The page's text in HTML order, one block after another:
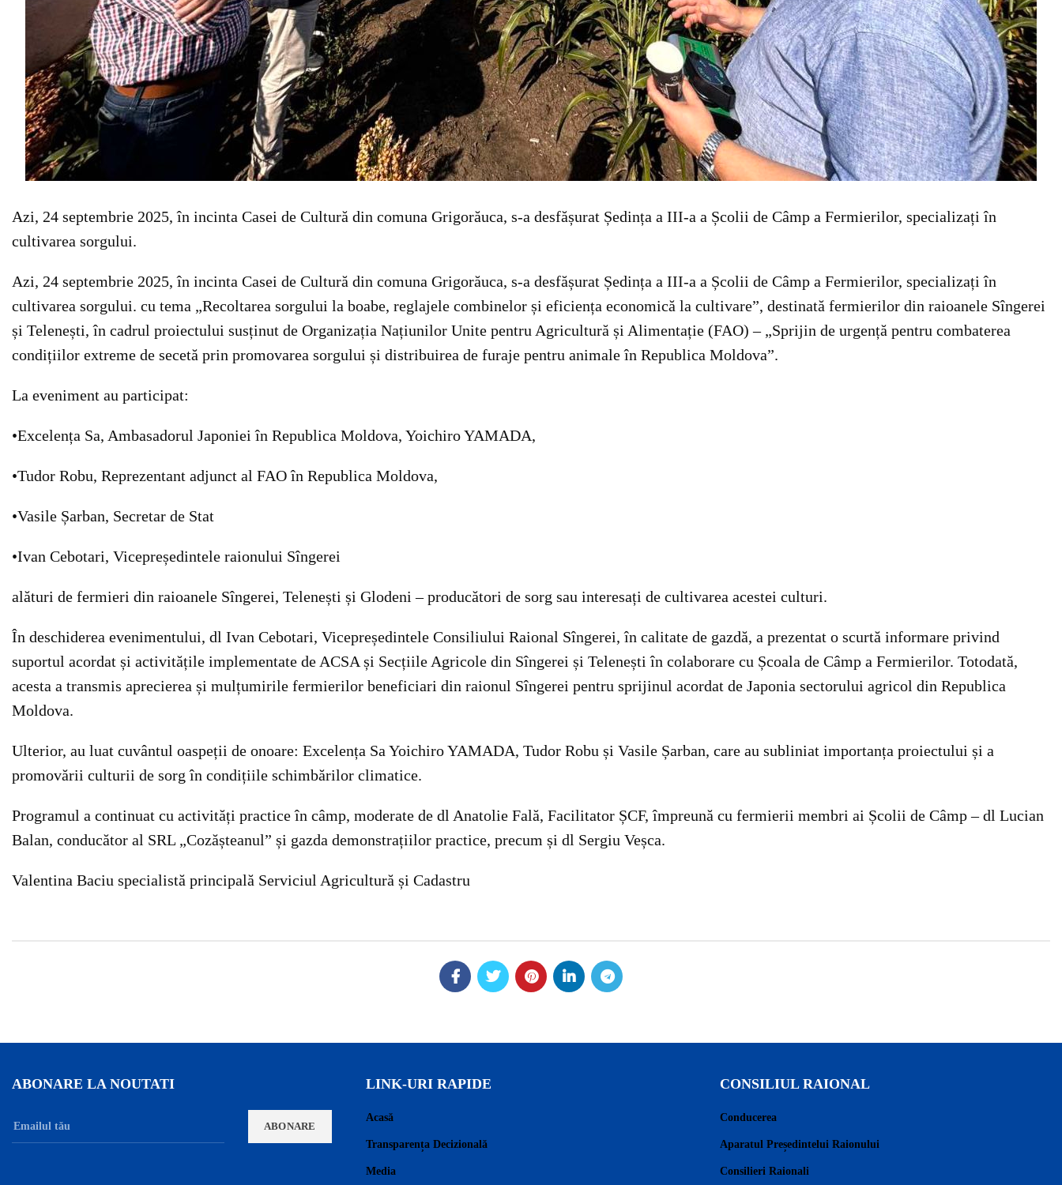
Azi, 24 septembrie 2025, în incinta Casei de Cultură din comuna Grigorăuca, s-a desfășurat Ședința a III-a a Școlii de Câmp a Fermierilor, specializați în
cultivarea sorgului.
Azi, 24 septembrie 2025, în incinta Casei de Cultură din comuna Grigorăuca, s-a desfășurat Ședința a III-a a Școlii de Câmp a Fermierilor, specializați în
cultivarea sorgului. cu tema „Recoltarea sorgului la boabe, reglajele combinelor și eficiența economică la cultivare”, destinată fermierilor din raioanele Sîngerei
și Telenești, în cadrul proiectului susținut de Organizația Națiunilor Unite pentru Agricultură și Alimentație (FAO) – „Sprijin de urgență pentru combaterea
condițiilor extreme de secetă prin promovarea sorgului și distribuirea de furaje pentru animale în Republica Moldova”.
La eveniment au participat:
•Excelența Sa, Ambasadorul Japoniei în Republica Moldova, Yoichiro YAMADA,
•Tudor Robu, Reprezentant adjunct al FAO în Republica Moldova,
•Vasile Șarban, Secretar de Stat
•Ivan Cebotari, Vicepreședintele raionului Sîngerei
alături de fermieri din raioanele Sîngerei, Telenești și Glodeni – producători de sorg sau interesați de cultivarea acestei culturi.
În deschiderea evenimentului, dl Ivan Cebotari, Vicepreședintele Consiliului Raional Sîngerei, în calitate de gazdă, a prezentat o scurtă informare privind
suportul acordat și activitățile implementate de ACSA și Secțiile Agricole din Sîngerei și Telenești în colaborare cu Școala de Câmp a Fermierilor. Totodată,
acesta a transmis aprecierea și mulțumirile fermierilor beneficiari din raionul Sîngerei pentru sprijinul acordat de Japonia sectorului agricol din Republica
Moldova.
Ulterior, au luat cuvântul oaspeții de onoare: Excelența Sa Yoichiro YAMADA, Tudor Robu și Vasile Șarban, care au subliniat importanța proiectului și a
promovării culturii de sorg în condițiile schimbărilor climatice.
Programul a continuat cu activități practice în câmp, moderate de dl Anatolie Fală, Facilitator ȘCF, împreună cu fermierii membri ai Școlii de Câmp – dl Lucian
Balan, conducător al SRL „Cozășteanul” și gazda demonstrațiilor practice, precum și dl Sergiu Veșca.
Valentina Baciu specialistă principală Serviciul Agricultură și Cadastru
ABONARE LA NOUTATI LINK-URI RAPIDE
Acasă
Transparența Decizională
Media
CONSILIUL RAIONAL
Conducerea
Aparatul Președintelui Raionului
Consilieri Raionali